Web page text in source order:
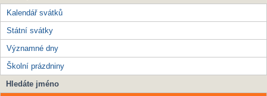
Kalendář svátků
Státní svátky
Významné dny
Školní prázdniny
Hledáte jméno